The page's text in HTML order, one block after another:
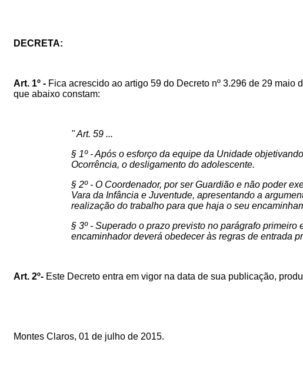
DECRETA:
Art. 1º - Fica acrescido ao artigo 59 do Decreto nº 3.296 de 29
que abaixo constam:
" Art. 59 ...
§ 1º - Após o esforço da equipe da Unidade
Ocorrência, o desligamento do adolescente.
§ 2º - O Coordenador, por ser Guardião e não poder
Vara da Infância e Juventude, apresentando a
realização do trabalho para que haja o seu
§ 3º - Superado o prazo previsto no parágrafo
encaminhador deverá obedecer às regras de entrada
Art. 2º- Este Decreto entra em vigor na data de sua publicação,
Montes Claros, 01 de julho de 2015.